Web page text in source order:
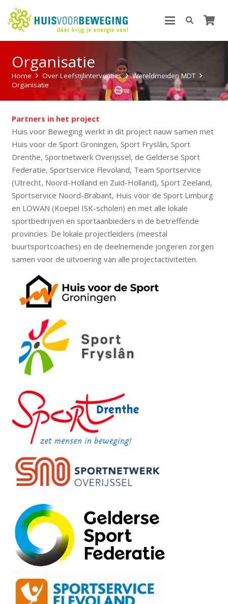
Organisatie
Home Over Leefstijlinterventies
Wereldmeiden MDT
Organisatie
Partners in het project
Huis voor Beweging werkt in dit project nauw samen met
Huis voor de Sport Groningen, Sport Fryslân, Sport
Drenthe, Sportnetwerk Overijssel, de Gelderse Sport
Federatie, Sportservice Flevoland, Team Sportservice
(Utrecht, Noord-Holland en Zuid-Holland), Sport Zeeland,
Sportservice Noord-Brabant, Huis voor de Sport Limburg
en LOWAN (Koepel ISK-scholen) en met alle lokale
sportbedrijven en sportaanbieders in de betreffende
provincies. De lokale projectleiders (meestal
buurtsportcoaches) en de deelnemende jongeren zorgen
samen voor de uitvoering van alle projectactiviteiten.